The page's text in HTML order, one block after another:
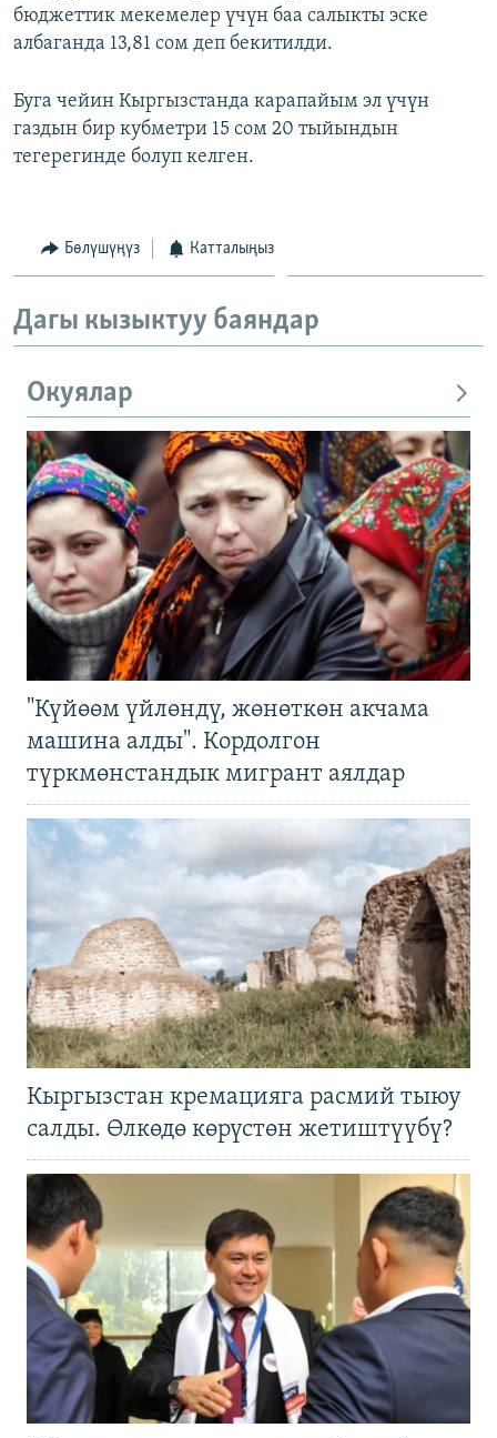
ЭЕ/АРнун бардык сайттары
бюджеттик мекемелер үчүн баа салыкты эске
албаганда 13,81 сом деп бекитилди.
Буга чейин Кыргызстанда карапайым эл үчүн
газдын бир кубметри 15 сом 20 тыйындын
тегерегинде болуп келген.
Бөлүшүңүз Катталыңыз
Дагы кызыктуу баяндар
Окуялар
"Күйөөм үйлөндү, жөнөткөн акчама
машина алды". Кордолгон
түркмөнстандык мигрант аялдар
Кыргызстан кремацияга расмий тыюу
салды. Өлкөдө көрүстөн жетиштүүбү?